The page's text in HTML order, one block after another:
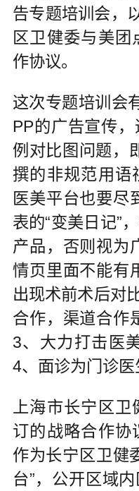
告专题培训会，
区卫健委与美
作协议。
这次专题培训会
PP的广告宣传
例对比图问题，
撰的非规范用语
医美平台也要尽
表的“变美日记”
产品，否则视为
情页里面不能有
出现术前术后对
合作，渠道合作
3、大力打击医
4、面诊为门诊医
上海市长宁区
订的战略合作协
作为长宁区卫健
台”，公开区域